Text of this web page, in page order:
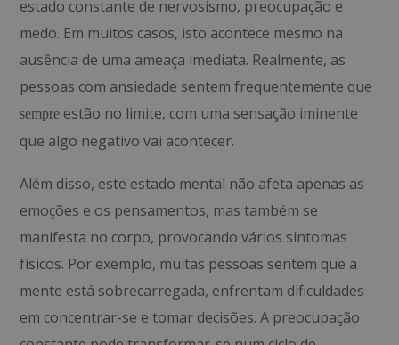
estado constante de nervosismo, preocupação e
medo. Em muitos casos, isto acontece mesmo na
ausência de uma ameaça imediata. Realmente, as
pessoas com ansiedade sentem frequentemente que
sempre estão no limite, com uma sensação iminente
que algo negativo vai acontecer.
Além disso, este estado mental não afeta apenas as
emoções e os pensamentos, mas também se
manifesta no corpo, provocando vários sintomas
físicos. Por exemplo, muitas pessoas sentem que a
mente está sobrecarregada, enfrentam dificuldades
em concentrar-se e tomar decisões. A preocupação